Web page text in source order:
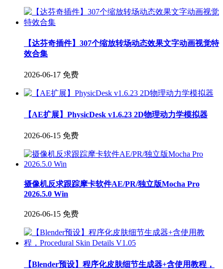
【达芬奇插件】307个缩放转场动态效果文字动画视觉特
效合集
2026-06-17 免费
【AE扩展】PhysicDesk v1.6.23 2D物理动力学模拟器
2026-06-15 免费
摄像机反求跟踪摩卡软件AE/PR/独立版Mocha Pro
2026.5.0 Win
2026-06-15 免费
【Blender预设】程序化皮肤细节生成器+含使用教程，